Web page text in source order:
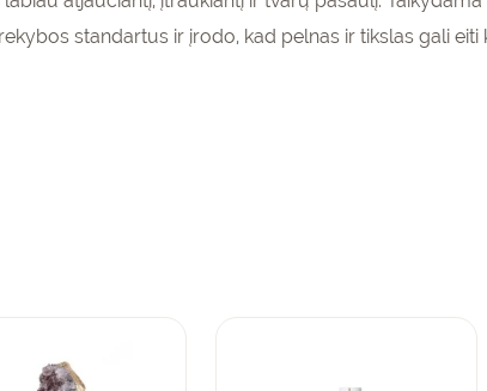
standartus ir įrodo, kad pelnas ir tikslas gali eiti